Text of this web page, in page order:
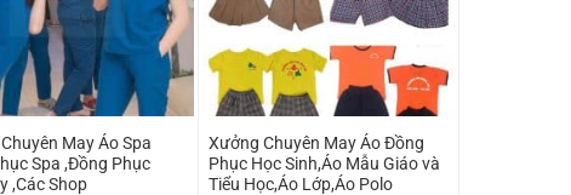
May Áo Spa
Spa ,Đồng Phục
,Các Shop
Xưởng Chuyên May Áo Đồng
Phục Học Sinh,Áo Mẫu Giáo và
Tiểu Học,Áo Lớp,Áo Polo